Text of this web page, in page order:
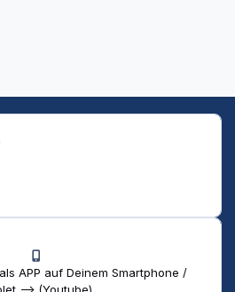
APP auf Deinem Smartphone /
--> (Youtube)